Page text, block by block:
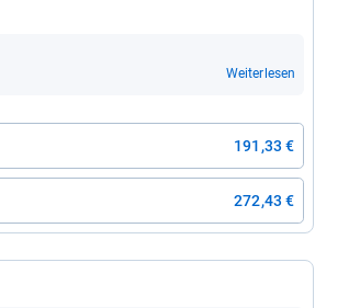
Weiterlesen
191,33 €
272,43 €